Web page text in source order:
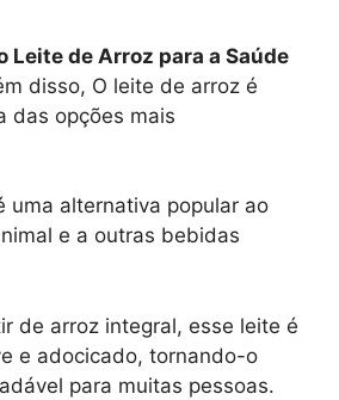
Leite de Arroz para a Saúde
disso, O leite de arroz é
das opções mais
uma alternativa popular ao
e a outras bebidas
de arroz integral, esse leite é
e adocicado, tornando-o
para muitas pessoas.